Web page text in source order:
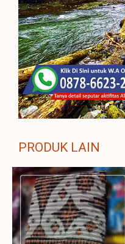
PRODUK LAIN